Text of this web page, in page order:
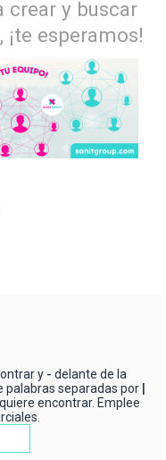
crear y buscar
esperamos!
y - delante de la
palabras separadas por
encontrar. Emplee